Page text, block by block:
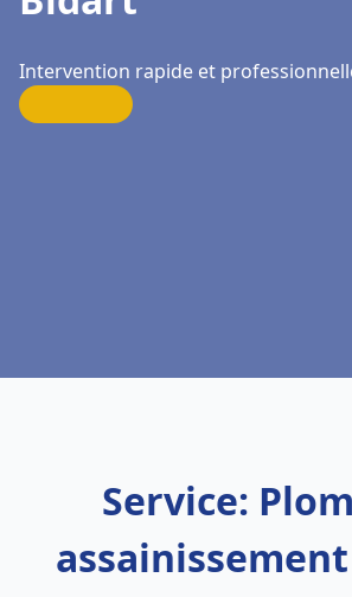
Intervention rapide et
Service: